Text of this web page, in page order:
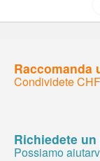
Raccomanda
Condividete
Richiedete
Possiamo